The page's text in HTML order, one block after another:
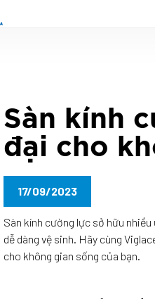
Sàn kính
đại cho
17/09/2023
Sàn kính cường lực sở hữu
dễ dàng vệ sinh. Hãy cùng
cho không gian sống của bạn.